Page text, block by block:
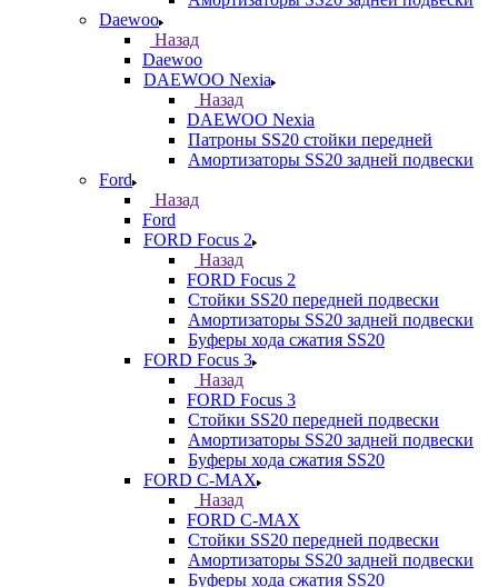
Daewoo
Назад
Daewoo
DAEWOO Nexia
Назад
DAEWOO Nexia
Патроны SS20 стойки передней
Амортизаторы SS20 задней подвески
Ford
Назад
Ford
FORD Focus 2
Назад
FORD Focus 2
Стойки SS20 передней подвески
Амортизаторы SS20 задней подвески
Буферы хода сжатия SS20
FORD Focus 3
Назад
FORD Focus 3
Стойки SS20 передней подвески
Амортизаторы SS20 задней подвески
Буферы хода сжатия SS20
FORD С-MAX
Назад
FORD С-MAX
Стойки SS20 передней подвески
Амортизаторы SS20 задней подвески
Буферы хода сжатия SS20